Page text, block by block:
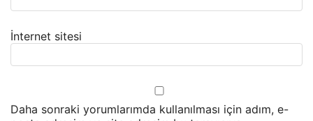
İnternet sitesi
Daha sonraki yorumlarımda kullanılması için adım, e-